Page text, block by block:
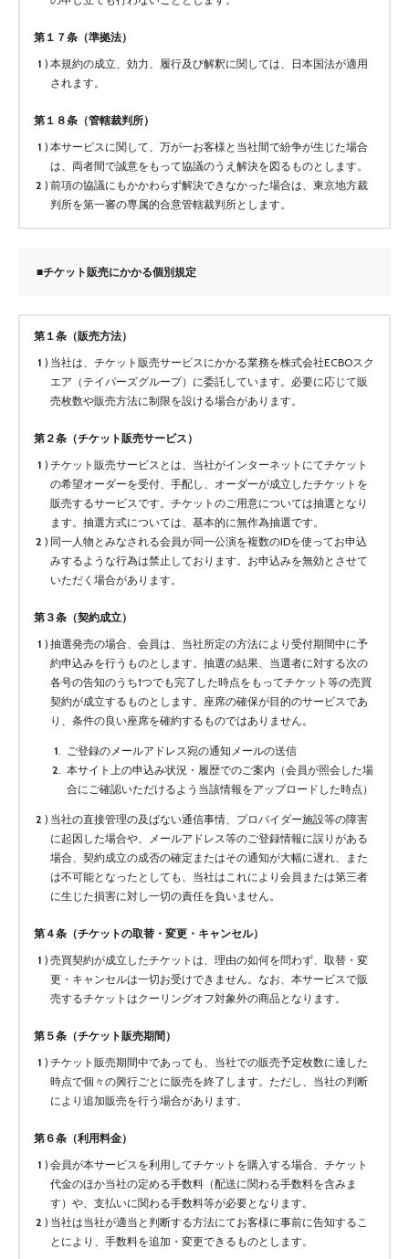
第１７条（準拠法）
本規約の成立、効力、履行及び解釈に関しては、日本国法が適用
されます。
第１８条（管轄裁判所）
本サービスに関して、万が一お客様と当社間で紛争が生じた場合
は、両者間で誠意をもって協議のうえ解決を図るものとします。
前項の協議にもかかわらず解決できなかった場合は、東京地方裁
判所を第一審の専属的合意管轄裁判所とします。
■チケット販売にかかる個別規定
第１条（販売方法）
当社は、チケット販売サービスにかかる業務を株式会社ECBOスク
エア（テイパーズグループ）に委託しています。必要に応じて販
売枚数や販売方法に制限を設ける場合があります。
第２条（チケット販売サービス）
チケット販売サービスとは、当社がインターネットにてチケット
の希望オーダーを受付、手配し、オーダーが成立したチケットを
販売するサービスです。チケットのご用意については抽選となり
ます。抽選方式については、基本的に無作為抽選です。
同一人物とみなされる会員が同一公演を複数のIDを使ってお申込
みするような行為は禁止しております。お申込みを無効とさせて
いただく場合があります。
第３条（契約成立）
抽選発売の場合、会員は、当社所定の方法により受付期間中に予
約申込みを行うものとします。抽選の結果、当選者に対する次の
各号の告知のうち1つでも完了した時点をもってチケット等の売買
契約が成立するものとします。座席の確保が目的のサービスであ
り、条件の良い座席を確約するものではありません。
ご登録のメールアドレス宛の通知メールの送信
本サイト上の申込み状況・履歴でのご案内（会員が照会した場
合にご確認いただけるよう当該情報をアップロードした時点）
当社の直接管理の及ばない通信事情、プロバイダー施設等の障害
に起因した場合や、メールアドレス等のご登録情報に誤りがある
場合、契約成立の成否の確定またはその通知が大幅に遅れ、また
は不可能となったとしても、当社はこれにより会員または第三者
に生じた損害に対し一切の責任を負いません。
第４条（チケットの取替・変更・キャンセル）
売買契約が成立したチケットは、理由の如何を問わず、取替・変
更・キャンセルは一切お受けできません。なお、本サービスで販
売するチケットはクーリングオフ対象外の商品となります。
第５条（チケット販売期間）
チケット販売期間中であっても、当社での販売予定枚数に達した
時点で個々の興行ごとに販売を終了します。ただし、当社の判断
により追加販売を行う場合があります。
第６条（利用料金）
会員が本サービスを利用してチケットを購入する場合、チケット
代金のほか当社の定める手数料（配送に関わる手数料を含みま
す）や、支払いに関わる手数料等が必要となります。
当社は当社が適当と判断する方法にてお客様に事前に告知するこ
とにより、手数料を追加・変更できるものとします。